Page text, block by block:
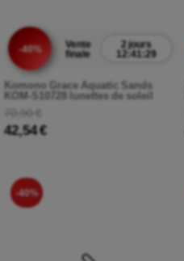
-40%
Vente
finale
2 jours
12:41:27
Komono Grace Aquatic Sands
KOM-S10728 lunettes de soleil
70,90 €
42,54 €
-40%